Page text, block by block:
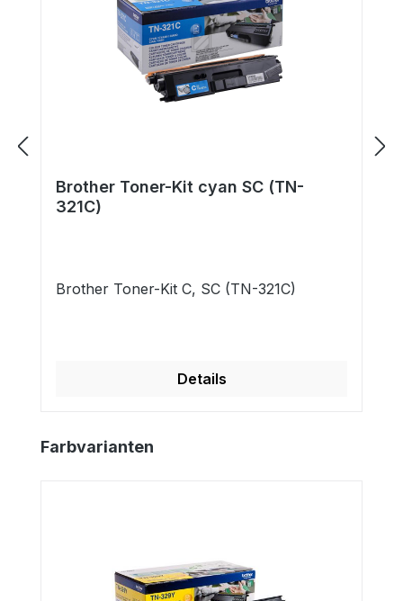
Brother Toner-Kit cyan SC (TN-
321C)
Brother Toner-Kit C, SC (TN-321C)
Details
Produktgalerie überspringen
Farbvarianten